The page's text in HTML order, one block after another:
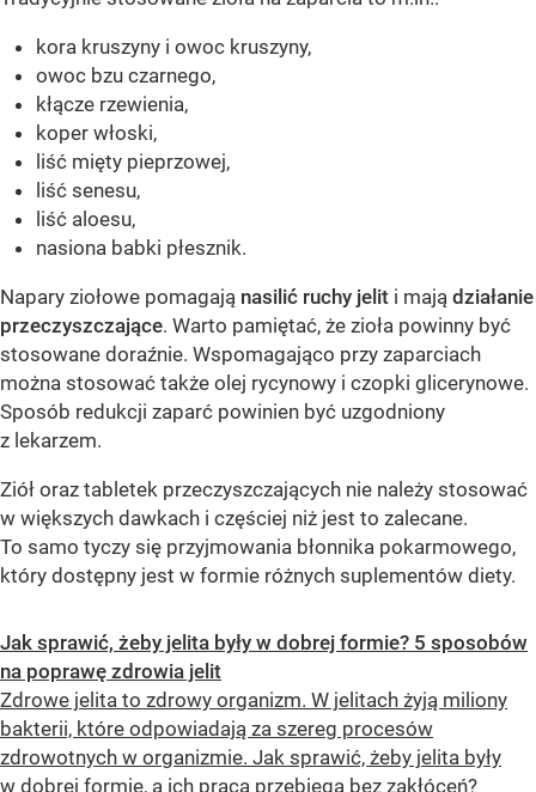
kora kruszyny i owoc kruszyny,
owoc bzu czarnego,
kłącze rzewienia,
koper włoski,
liść mięty pieprzowej,
liść senesu,
liść aloesu,
nasiona babki płesznik.
Napary ziołowe pomagają nasilić ruchy jelit i mają działanie
przeczyszczające. Warto pamiętać, że zioła powinny być
stosowane doraźnie. Wspomagająco przy zaparciach
można stosować także olej rycynowy i czopki glicerynowe.
Sposób redukcji zaparć powinien być uzgodniony
z lekarzem.
Ziół oraz tabletek przeczyszczających nie należy stosować
w większych dawkach i częściej niż jest to zalecane.
To samo tyczy się przyjmowania błonnika pokarmowego,
który dostępny jest w formie różnych suplementów diety.
Jak sprawić, żeby jelita były w dobrej formie? 5 sposobów
na poprawę zdrowia jelit
Zdrowe jelita to zdrowy organizm. W jelitach żyją miliony
bakterii, które odpowiadają za szereg procesów
zdrowotnych w organizmie. Jak sprawić, żeby jelita były
w dobrej formie, a ich praca przebiega bez zakłóceń?